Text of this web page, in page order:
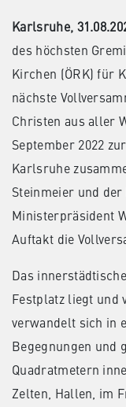
Karlsruhe,
des höchsten
Kirchen (ÖRK) für
nächste
Christen aus aller
September 2022
Karlsruhe
Steinmeier und
Ministerpräsident
Auftakt die
Das
Festplatz liegt und
verwandelt sich in
Begegnungen und
Quadratmetern
Zelten, Hallen, im